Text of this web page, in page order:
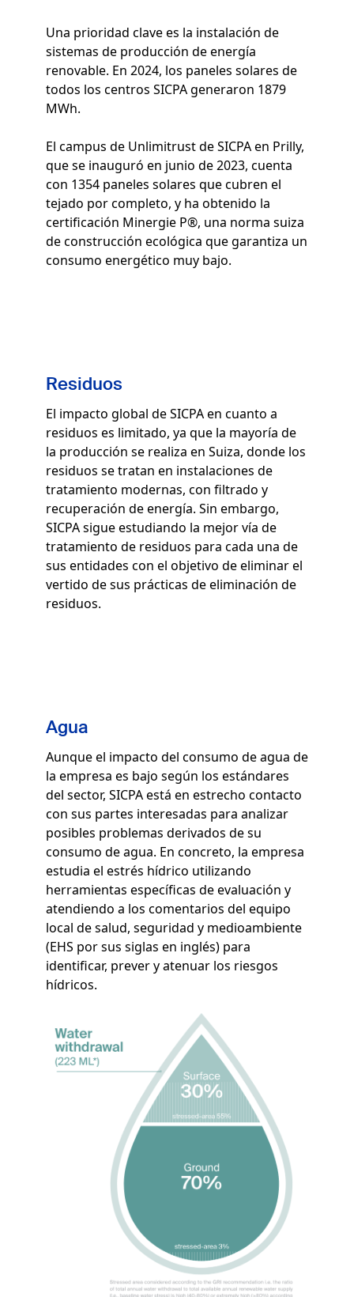
Una prioridad clave es la instalación de
sistemas de producción de energía
renovable. En 2024, los paneles solares de
todos los centros SICPA generaron 1879
MWh.
El campus de Unlimitrust de SICPA en Prilly,
que se inauguró en junio de 2023, cuenta
con 1354 paneles solares que cubren el
tejado por completo, y ha obtenido la
certificación Minergie P®, una norma suiza
de construcción ecológica que garantiza un
consumo energético muy bajo.
Residuos
El impacto global de SICPA en cuanto a
residuos es limitado, ya que la mayoría de
la producción se realiza en Suiza, donde los
residuos se tratan en instalaciones de
tratamiento modernas, con filtrado y
recuperación de energía. Sin embargo,
SICPA sigue estudiando la mejor vía de
tratamiento de residuos para cada una de
sus entidades con el objetivo de eliminar el
vertido de sus prácticas de eliminación de
residuos.
Agua
Aunque el impacto del consumo de agua de
la empresa es bajo según los estándares
del sector, SICPA está en estrecho contacto
con sus partes interesadas para analizar
posibles problemas derivados de su
consumo de agua. En concreto, la empresa
estudia el estrés hídrico utilizando
herramientas específicas de evaluación y
atendiendo a los comentarios del equipo
local de salud, seguridad y medioambiente
(EHS por sus siglas en inglés) para
identificar, prever y atenuar los riesgos
hídricos.